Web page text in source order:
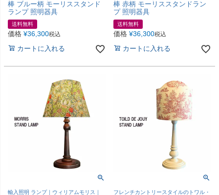
棒 ブルー柄 モーリススタンド
ランプ 照明器具
送料無料
価格 ¥36,300税込
カートに入れる
棒 赤柄 モーリススタンドラン
プ 照明器具
送料無料
価格 ¥36,300税込
カートに入れる
輸入照明 ランプ｜ウィリアムモリス｜ フレンチカントリースタイルのトワル・